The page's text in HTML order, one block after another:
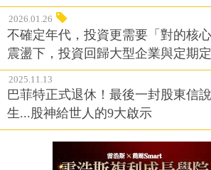
2026.01.26
不確定年代，投資更需要「對的核
震盪下，投資回歸大型企業與定期
2025.11.13
巴菲特正式退休！最後一封股東信
生...股神給世人的9大啟示